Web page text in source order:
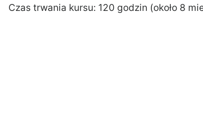
Czas trwania kursu: 120 godzin (około 8